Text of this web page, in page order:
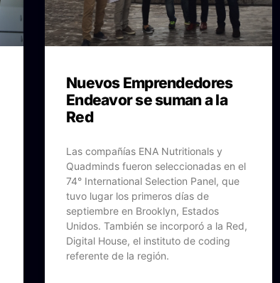
Nuevos Emprendedores
Endeavor se suman a la
Red
Las compañías ENA Nutritionals y
Quadminds fueron seleccionadas en el
74° International Selection Panel, que
tuvo lugar los primeros días de
septiembre en Brooklyn, Estados
Unidos. También se incorporó a la Red,
Digital House, el instituto de coding
referente de la región.